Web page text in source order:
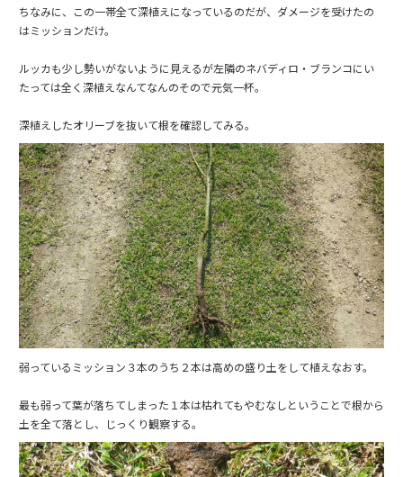
ちなみに、この一帯全て深植えになっているのだが、ダメージを受けたの
はミッションだけ。
ルッカも少し勢いがないように見えるが左隣のネバディロ・ブランコにい
たっては全く深植えなんてなんのそので元気一杯。
深植えしたオリーブを抜いて根を確認してみる。
弱っているミッション３本のうち２本は高めの盛り土をして植えなおす。
最も弱って葉が落ちてしまった１本は枯れてもやむなしということで根から
土を全て落とし、じっくり観察する。